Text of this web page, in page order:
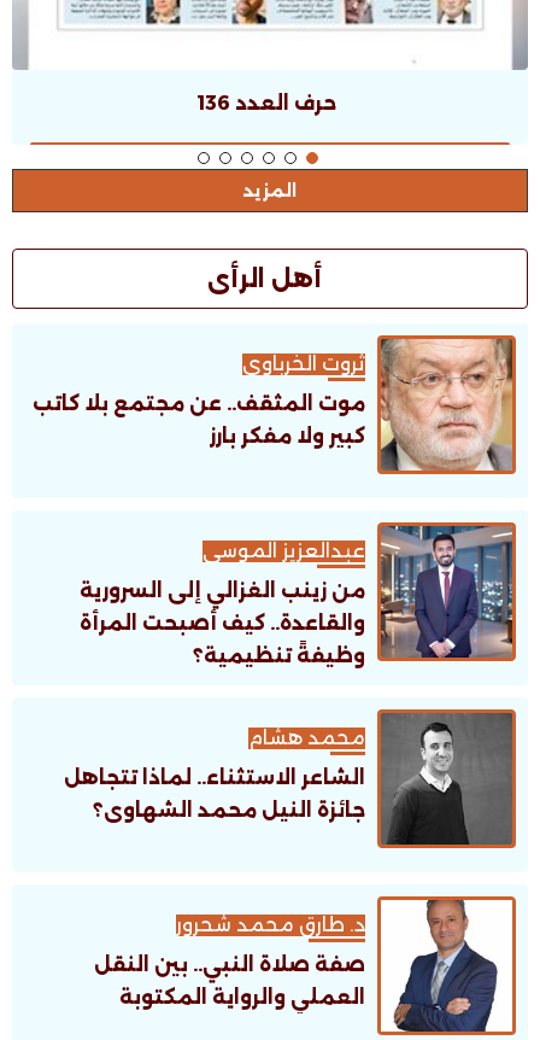
حرف العدد 135
المزيد
أهل الرأى
ثروت الخرباوى
موت المثقف.. عن مجتمع بلا كاتب
كبير ولا مفكر بارز
عبدالعزيز الموسى
من زينب الغزالي إلى السرورية
والقاعدة.. كيف أصبحت المرأة
وظيفةً تنظيمية؟
محمد هشام
الشاعر الاستثناء.. لماذا تتجاهل
جائزة النيل محمد الشهاوى؟
د. طارق محمد شحرور
صفة صلاة النبي.. بين النقل
العملي والرواية المكتوبة